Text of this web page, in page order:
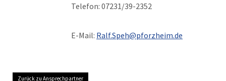
Telefon: 07231/39-2352
E-Mail: Ralf.Speh@pforzheim.de
Zurück zu Ansprechpartner